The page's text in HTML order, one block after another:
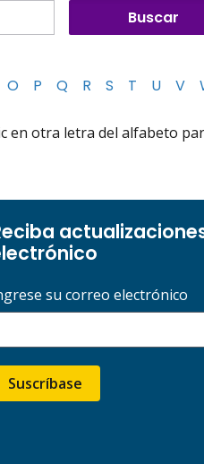
O P Q R S T U V
en otra letra del alfabeto
su correo electrónico
Suscríbase